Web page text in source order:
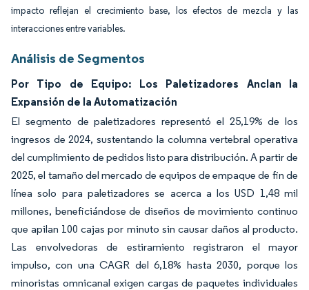
impacto reflejan el crecimiento base, los efectos de mezcla y las
interacciones entre variables.
Análisis de Segmentos
Por Tipo de Equipo: Los Paletizadores Anclan la
Expansión de la Automatización
El segmento de paletizadores representó el 25,19% de los
ingresos de 2024, sustentando la columna vertebral operativa
del cumplimiento de pedidos listo para distribución. A partir de
2025, el tamaño del mercado de equipos de empaque de fin de
línea solo para paletizadores se acerca a los USD 1,48 mil
millones, beneficiándose de diseños de movimiento continuo
que apilan 100 cajas por minuto sin causar daños al producto.
Las envolvedoras de estiramiento registraron el mayor
impulso, con una CAGR del 6,18% hasta 2030, porque los
minoristas omnicanal exigen cargas de paquetes individuales